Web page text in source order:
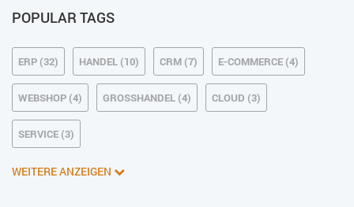
POPULAR TAGS
ERP (32) HANDEL (10) CRM (7) E-COMMERCE (4)
WEBSHOP (4) GROSSHANDEL (4) CLOUD (3)
SERVICE (3)
WEITERE ANZEIGEN